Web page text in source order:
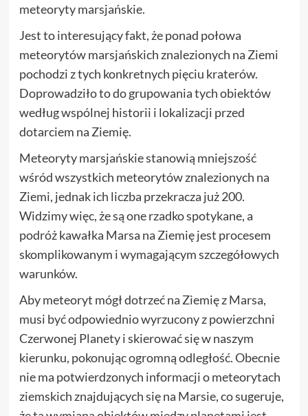
meteoryty marsjańskie.
Jest to interesujący fakt, że ponad połowa
meteorytów marsjańskich znalezionych na Ziemi
pochodzi z tych konkretnych pięciu kraterów.
Doprowadziło to do grupowania tych obiektów
według wspólnej historii i lokalizacji przed
dotarciem na Ziemię.
Meteoryty marsjańskie stanowią mniejszość
wśród wszystkich meteorytów znalezionych na
Ziemi, jednak ich liczba przekracza już 200.
Widzimy więc, że są one rzadko spotykane, a
podróż kawałka Marsa na Ziemię jest procesem
skomplikowanym i wymagającym szczegółowych
warunków.
Aby meteoryt mógł dotrzeć na Ziemię z Marsa,
musi być odpowiednio wyrzucony z powierzchni
Czerwonej Planety i skierować się w naszym
kierunku, pokonując ogromną odległość. Obecnie
nie ma potwierdzonych informacji o meteorytach
ziemskich znajdujących się na Marsie, co sugeruje,